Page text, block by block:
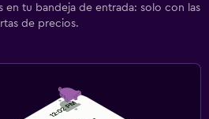
en tu bandeja de entrada: solo con las
de precios.